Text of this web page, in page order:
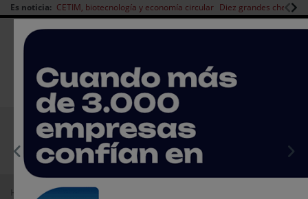
Es noticia: CETIM, biotecnología y economía circular Diez grandes chefs
Redes Sociales
EMPRESAS PREMIUM
Agenda